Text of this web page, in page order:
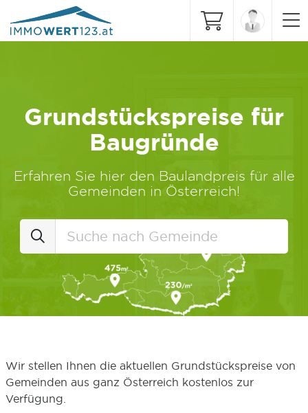
Grundstückspreise für
Baugründe
Erfahren Sie hier den Baulandpreis für alle
Gemeinden in Österreich!
Wir stellen Ihnen die aktuellen Grundstückspreise von
Gemeinden aus ganz Österreich kostenlos zur
Verfügung.